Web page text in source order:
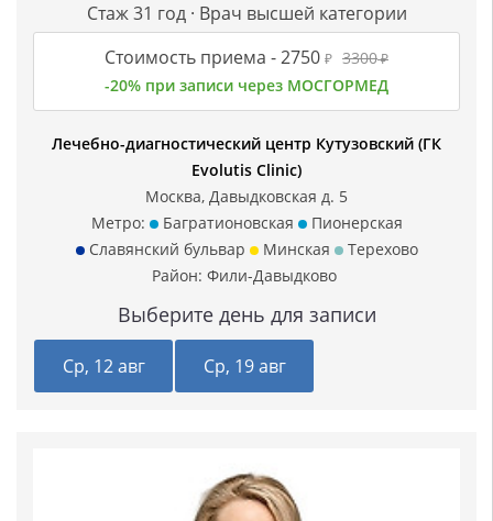
Стаж 31 год · Врач высшей категории
Стоимость приема -2750 ₽ 3300₽
-20% при записи через МОСГОРМЕД
Лечебно-диагностический центр Кутузовский (ГК
Evolutis Clinic)
Москва, Давыдковская д. 5
Метро:
Багратионовская
Пионерская
Славянский бульвар
Минская
Терехово
Район: Фили-Давыдково
Выберите день для записи
Ср, 12 авг Ср, 19 авг